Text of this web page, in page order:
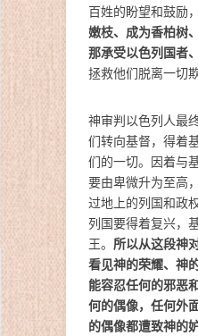
百姓的盼望和鼓励
嫩枝、成为香柏树
那承受以色列国者
拯救他们脱离一切
神审判以色列人最
们转向基督，得着
们的一切。因着与
要由卑微升为至高
过地上的列国和政
列国要得着复兴，
王。 所以从这段神
看见神的荣耀、神
能容忍任何的邪恶
何的偶像，任何外
的偶像都遭致神的